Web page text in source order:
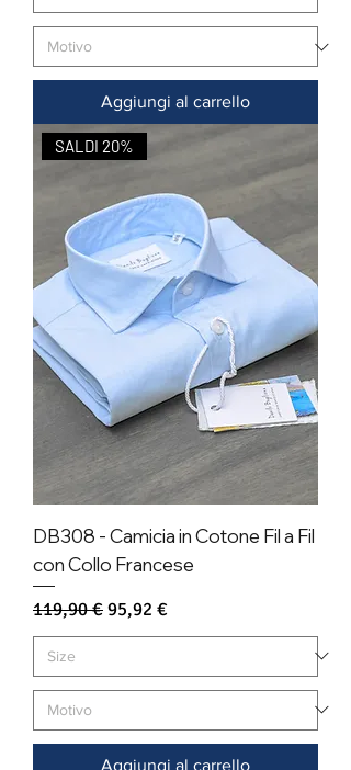
Aggiungi al carrello
SALDI 20%
DB308 - Camicia in Cotone Fil a Fil
con Collo Francese
Prezzo regolare
119,90 €Prezzo scontato
95,92 €
Aggiungi al carrello